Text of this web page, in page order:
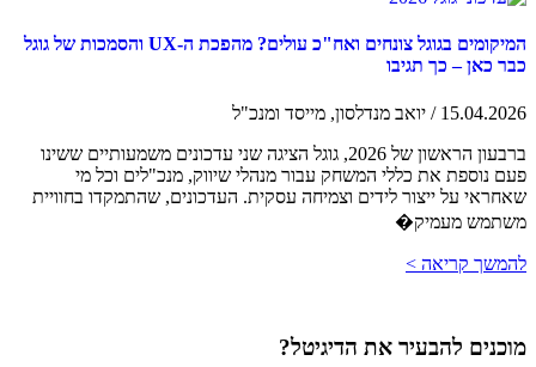
המיקומים בגוגל צונחים ואח"כ עולים? מהפכת ה-UX והסמכות של גוגל
כבר כאן – כך תגיבו
15.04.2026 / יואב מנדלסון, מייסד ומנכ"ל
ברבעון הראשון של 2026, גוגל הציגה שני עדכונים משמעותיים ששינו
פעם נוספת את כללי המשחק עבור מנהלי שיווק, מנכ"לים וכל מי
שאחראי על ייצור לידים וצמיחה עסקית. העדכונים, שהתמקדו בחוויית
משתמש מעמיק�
להמשך קריאה >
מוכנים להבעיר את הדיגיטל?